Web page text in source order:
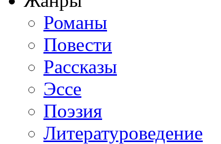
Романы
Повести
Рассказы
Эссе
Поэзия
Литературоведение